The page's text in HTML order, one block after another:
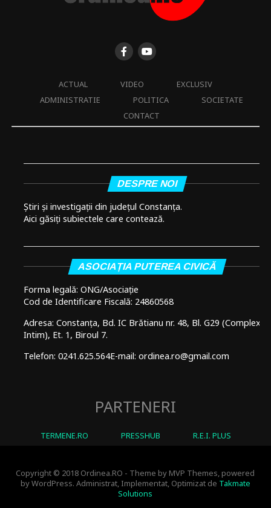
ACTUAL VIDEO
EXCLUSIV
ADMINISTRATIE
POLITICA
SOCIETATE
CONTACT
DESPRE NOI
Știri și investigații din județul Constanța.
Aici găsiți subiectele care contează.
ASOCIAȚIA PUTEREA CIVICĂ
Forma legală: ONG/Asociație
Cod de Identificare Fiscală: 24860568
Adresa: Constanța, Bd. IC Brătianu nr. 48, Bl. G29 (Complex
Intim), Et. 1, Biroul 7.
Telefon: 0241.625.564E-mail: ordinea.ro@gmail.com
PARTENERI
TERMENE.RO PRESSHUB R.E.I. PLUS
Copyright © 2018 Ordinea.RO - Theme by MVP Themes, powered
by WordPress. Administrat, Implementat, Optimizat de Takmate
Solutions